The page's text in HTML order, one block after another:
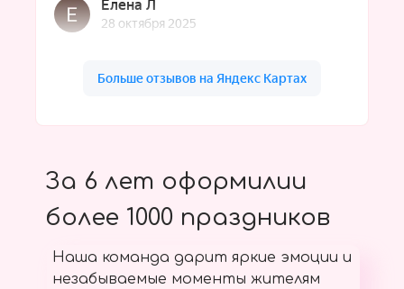
За 6 лет оформилии
более 1000 праздников
Наша команда дарит яркие эмоции и
незабываемые моменты жителям